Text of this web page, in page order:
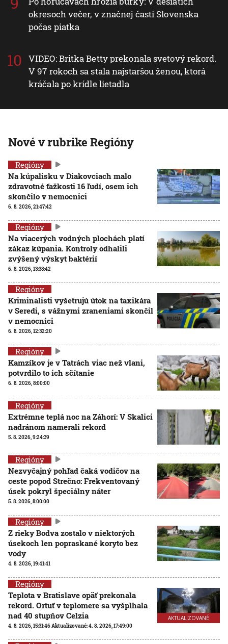
okresoch večer, v značnej časti Slovenska
počas piatka
VIDEO: Britka Betty prekonala svetový rekord.
V 97 rokoch sa stala najstaršou ženou, ktorá
kráčala po krídle lietadla
Nové v rubrike Regióny
Regióny
Na kúpalisku v Diakovciach malo
zdravotné ťažkosti 16 ľudí, osem ich
skončilo v nemocnici
6. 8. 2026, 21:47:42
Regióny
Na viacerých vodných plochách platí
zákaz kúpania. Kontroly odhalili
zvýšený výskyt baktérií
6. 8. 2026, 13:38:42
Regióny
Kriminalisti vyšetrujú útok na taxikára
v Seredi, s vážnymi zraneniami skončil
v nemocnici
6. 8. 2026, 12:32:20
Regióny
Kamzíkov je v Tatrách viac než vlani,
potvrdilo to ich sčítanie
6. 8. 2026, 8:00:00
Regióny
Extrémne teplá noc na Záhorí: V Skalici
nadránom namerali rekord
5. 8. 2026, 9:24:39
Regióny
Nezvyčajný pohľad čaká vodičov na
ceste popod Strečno: Frekventovaný
úsek pokryl špeciálny náter
5. 8. 2026, 8:00:00
Regióny
Z rieky Bodva zostalo v niektorých
úsekoch len popraskané koryto bez
vody
4. 8. 2026, 19:41:41
AKTUALIZOVANÉ
Regióny
Teplota v Bratislave opäť prekonala
rekord. Ortuť v teplomere sa vyšplhala
nad 40 stupňov Celzia
4. 8. 2026, 15:31:46Aktualizované:4. 8. 2026, 17:49:00